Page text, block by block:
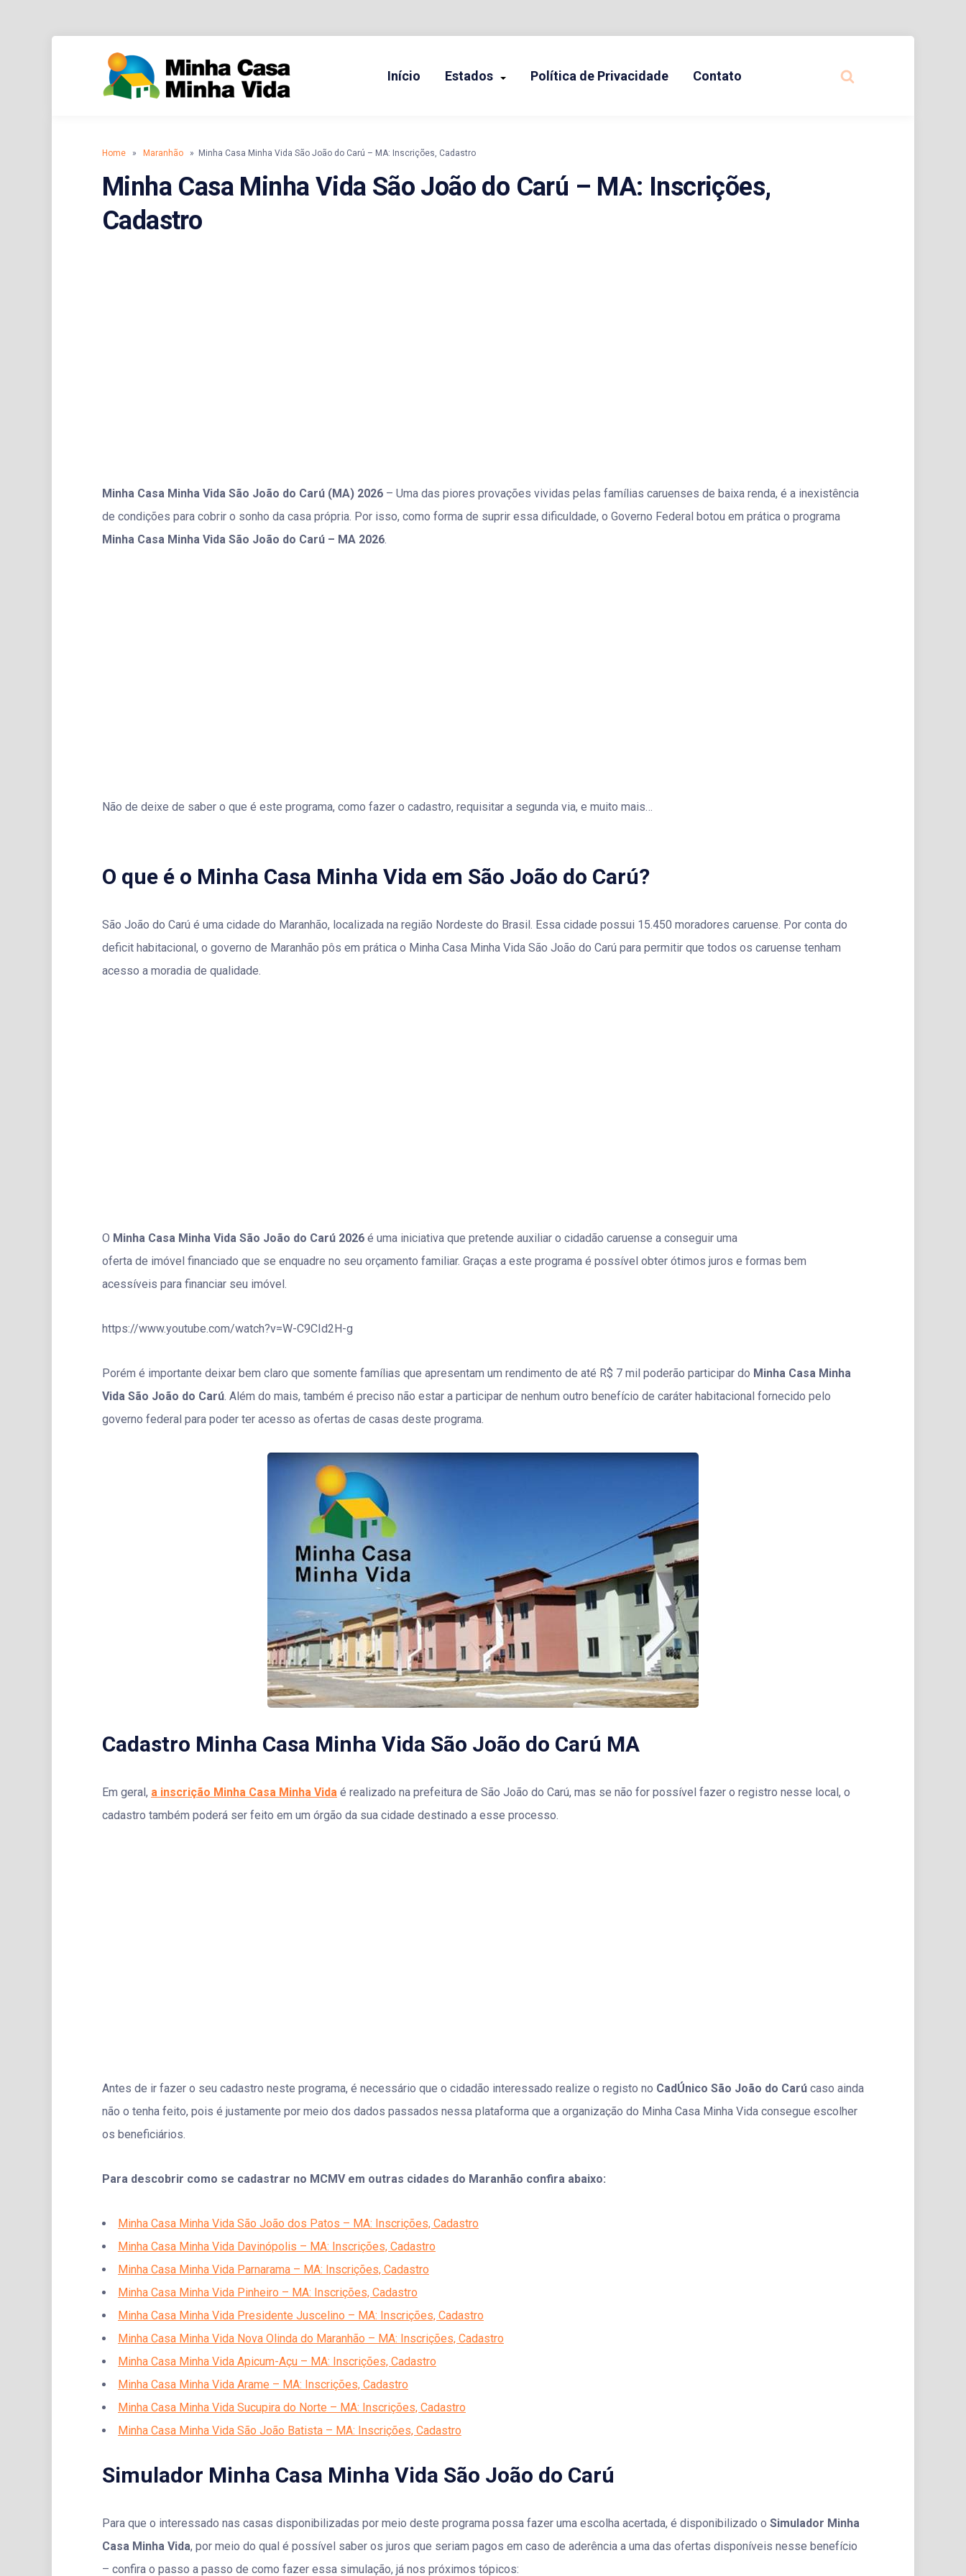
MINHA CASA MINHA VIDA
CADASTRO, INSCRIÇÃO E SIMULADOR Início Estados Política de Privacidade Contato
Home » Maranhão » Minha Casa Minha Vida São João do Carú – MA: Inscrições, Cadastro
Minha Casa Minha Vida São João do Carú – MA: Inscrições,
Cadastro
Minha Casa Minha Vida São João do Carú (MA) 2026 – Uma das piores provações vividas pelas famílias caruenses de baixa renda, é a inexistência
de condições para cobrir o sonho da casa própria. Por isso, como forma de suprir essa dificuldade, o Governo Federal botou em prática o programa
Minha Casa Minha Vida São João do Carú – MA 2026.
Não de deixe de saber o que é este programa, como fazer o cadastro, requisitar a segunda via, e muito mais…
O que é o Minha Casa Minha Vida em São João do Carú?
São João do Carú é uma cidade do Maranhão, localizada na região Nordeste do Brasil. Essa cidade possui 15.450 moradores caruense. Por conta do
deficit habitacional, o governo de Maranhão pôs em prática o Minha Casa Minha Vida São João do Carú para permitir que todos os caruense tenham
acesso a moradia de qualidade.
O Minha Casa Minha Vida São João do Carú 2026 é uma iniciativa que pretende auxiliar o cidadão caruense a conseguir uma
oferta de imóvel financiado que se enquadre no seu orçamento familiar. Graças a este programa é possível obter ótimos juros e formas bem
acessíveis para financiar seu imóvel.
https://www.youtube.com/watch?v=W-C9CId2H-g
Porém é importante deixar bem claro que somente famílias que apresentam um rendimento de até R$ 7 mil poderão participar do Minha Casa Minha
Vida São João do Carú. Além do mais, também é preciso não estar a participar de nenhum outro benefício de caráter habitacional fornecido pelo
governo federal para poder ter acesso as ofertas de casas deste programa.
Cadastro Minha Casa Minha Vida São João do Carú MA
Em geral, a inscrição Minha Casa Minha Vida é realizado na prefeitura de São João do Carú, mas se não for possível fazer o registro nesse local, o
cadastro também poderá ser feito em um órgão da sua cidade destinado a esse processo.
Antes de ir fazer o seu cadastro neste programa, é necessário que o cidadão interessado realize o registo no CadÚnico São João do Carú caso ainda
não o tenha feito, pois é justamente por meio dos dados passados nessa plataforma que a organização do Minha Casa Minha Vida consegue escolher
os beneficiários.
Para descobrir como se cadastrar no MCMV em outras cidades do Maranhão confira abaixo:
Minha Casa Minha Vida São João dos Patos – MA: Inscrições, Cadastro
Minha Casa Minha Vida Davinópolis – MA: Inscrições, Cadastro
Minha Casa Minha Vida Parnarama – MA: Inscrições, Cadastro
Minha Casa Minha Vida Pinheiro – MA: Inscrições, Cadastro
Minha Casa Minha Vida Presidente Juscelino – MA: Inscrições, Cadastro
Minha Casa Minha Vida Nova Olinda do Maranhão – MA: Inscrições, Cadastro
Minha Casa Minha Vida Apicum-Açu – MA: Inscrições, Cadastro
Minha Casa Minha Vida Arame – MA: Inscrições, Cadastro
Minha Casa Minha Vida Sucupira do Norte – MA: Inscrições, Cadastro
Minha Casa Minha Vida São João Batista – MA: Inscrições, Cadastro
Simulador Minha Casa Minha Vida São João do Carú
Para que o interessado nas casas disponibilizadas por meio deste programa possa fazer uma escolha acertada, é disponibilizado o Simulador Minha
Casa Minha Vida, por meio do qual é possível saber os juros que seriam pagos em caso de aderência a uma das ofertas disponíveis nesse benefício
– confira o passo a passo de como fazer essa simulação, já nos próximos tópicos: